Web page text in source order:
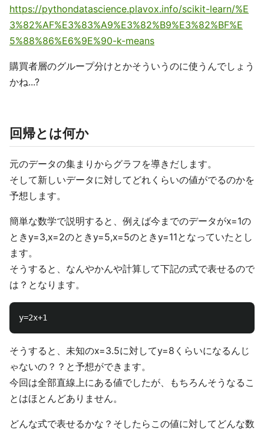
https://pythondatascience.plavox.info/scikit-learn/%E
3%82%AF%E3%83%A9%E3%82%B9%E3%82%BF%E
5%88%86%E6%9E%90-k-means
購買者層のグループ分けとかそういうのに使うんでしょう
かね...?
回帰とは何か
元のデータの集まりからグラフを導きだします。
そして新しいデータに対してどれくらいの値がでるのかを
予想します。
簡単な数学で説明すると、例えば今までのデータがx=1の
ときy=3,x=2のときy=5,x=5のときy=11となっていたとし
ます。
そうすると、なんやかんや計算して下記の式で表せるので
は？となります。
そうすると、未知のx=3.5に対してy=8くらいになるんじ
ゃないの？？と予想ができます。
今回は全部直線上にある値でしたが、もちろんそうなるこ
とはほとんどありません。
どんな式で表せるかな？そしたらこの値に対してどんな数